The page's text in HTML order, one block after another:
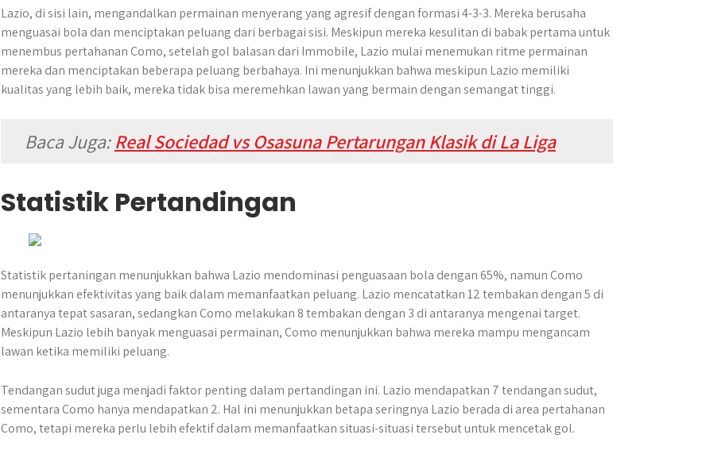
Lazio, di sisi lain, mengandalkan permainan menyerang yang agresif dengan formasi 4-3-3. Mereka berusaha
menguasai bola dan menciptakan peluang dari berbagai sisi. Meskipun mereka kesulitan di babak pertama untuk
menembus pertahanan Como, setelah gol balasan dari Immobile, Lazio mulai menemukan ritme permainan
mereka dan menciptakan beberapa peluang berbahaya. Ini menunjukkan bahwa meskipun Lazio memiliki
kualitas yang lebih baik, mereka tidak bisa meremehkan lawan yang bermain dengan semangat tinggi.
Baca Juga:Real Sociedad vs Osasuna Pertarungan Klasik di La Liga
Statistik Pertandingan
Statistik pertaningan menunjukkan bahwa Lazio mendominasi penguasaan bola dengan 65%, namun Como
menunjukkan efektivitas yang baik dalam memanfaatkan peluang. Lazio mencatatkan 12 tembakan dengan 5 di
antaranya tepat sasaran, sedangkan Como melakukan 8 tembakan dengan 3 di antaranya mengenai target.
Meskipun Lazio lebih banyak menguasai permainan, Como menunjukkan bahwa mereka mampu mengancam
lawan ketika memiliki peluang.
Tendangan sudut juga menjadi faktor penting dalam pertandingan ini. Lazio mendapatkan 7 tendangan sudut,
sementara Como hanya mendapatkan 2. Hal ini menunjukkan betapa seringnya Lazio berada di area pertahanan
Como, tetapi mereka perlu lebih efektif dalam memanfaatkan situasi-situasi tersebut untuk mencetak gol.